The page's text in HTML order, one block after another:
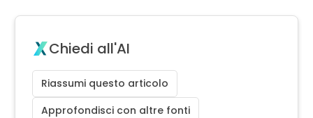
Chiedi all'AI
Riassumi questo articolo
Approfondisci con altre fonti